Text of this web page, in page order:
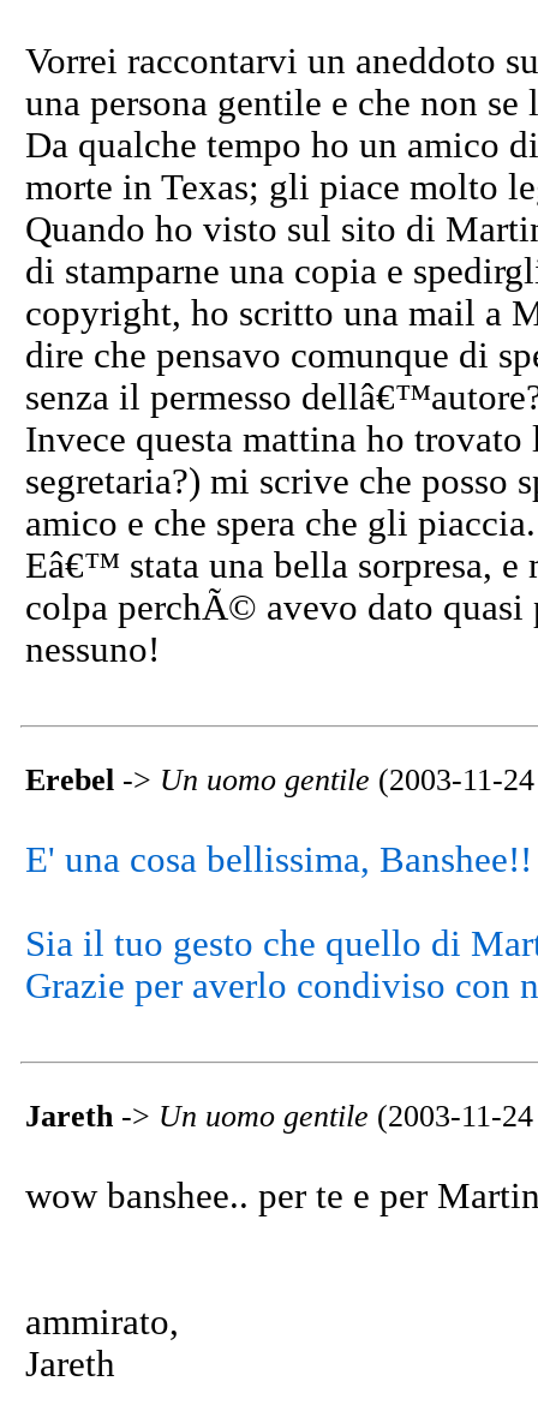
Vorrei raccontarvi un aneddoto
una persona gentile e che non
Da qualche tempo ho un amico
morte in Texas; gli piace molto
Quando ho visto sul sito di
di stamparne una copia e
copyright, ho scritto una mail a
dire che pensavo comunque di
senza il permesso
Invece questa mattina ho
segretaria?) mi scrive che posso
amico e che spera che gli piaccia.
Eâ€™ stata una bella sorpresa,
colpa perchÃ© avevo dato quasi
nessuno!
Erebel -> Un uomo gentile (2003-11-
E' una cosa bellissima, Banshee!!
Sia il tuo gesto che quello di
Grazie per averlo condiviso con
Jareth -> Un uomo gentile (2003-11-
wow banshee.. per te e per
ammirato,
Jareth